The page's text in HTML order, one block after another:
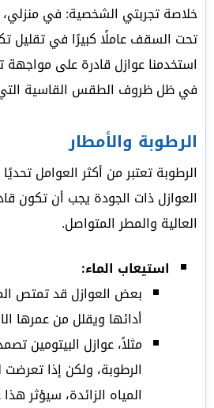
خلاصة تجربتي الشخصية: في
تحت السقف عاملًا كبيرًا في تقليل
استخدمنا عوازل قادرة على مواجهة
في ظل ظروف الطقس القاسية التي
الرطوبة والأمطار
الرطوبة تعتبر من أكثر العوامل تحديًا
العوازل ذات الجودة يجب أن تكون
العالية والمطر المتواصل.
استيعاب الماء:
بعض العوازل قد تمتص
أدائها ويقلل من عمرها
مثلاً، عوازل البيتومين
الرطوبة، ولكن إذا
المياه الزائدة، سيؤثر